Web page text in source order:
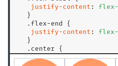
justify-content :
   }
.flex-end
{
justify-content : flex-
   }
.center {
justify-content:
border-left-color
border-left-style
border-left-width
border-radius
border-right